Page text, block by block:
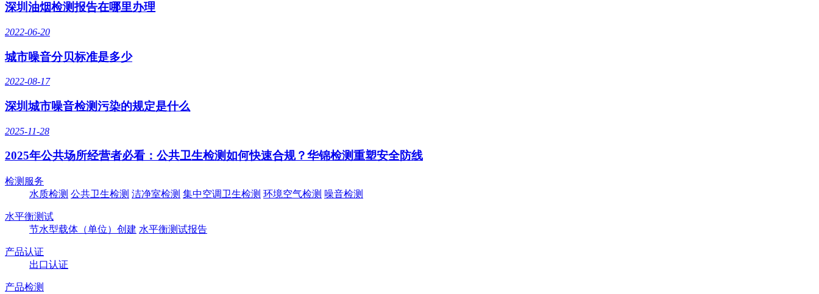
深圳油烟检测报告在哪里办理
2022-06-20
城市噪音分贝标准是多少
2022-08-17
深圳城市噪音检测污染的规定是什么
2025-11-28
2025年公共场所经营者必看：公共卫生检测如何快速合规？华锦检测重塑安全防线
检测服务
水质检测 公共卫生检测 洁净室检测 集中空调卫生检测 环境空气检测 噪音检测
水平衡测试
节水型载体（单位）创建 水平衡测试报告
产品认证
出口认证
产品检测